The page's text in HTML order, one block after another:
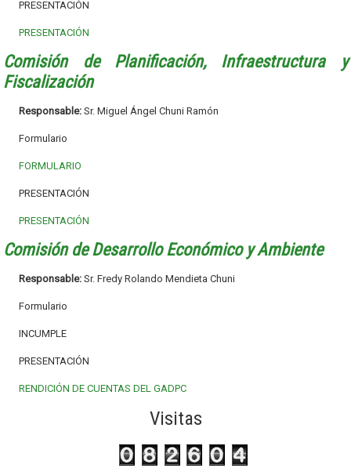
PRESENTACIÓN
PRESENTACIÓN
Comisión de Planificación, Infraestructura y
Fiscalización
Responsable: Sr. Miguel Ángel Chuni Ramón
Formulario
FORMULARIO
PRESENTACIÓN
PRESENTACIÓN
Comisión de Desarrollo Económico y Ambiente
Responsable: Sr. Fredy Rolando Mendieta Chuni
Formulario
INCUMPLE
PRESENTACIÓN
RENDICIÓN DE CUENTAS DEL GADPC
Visitas